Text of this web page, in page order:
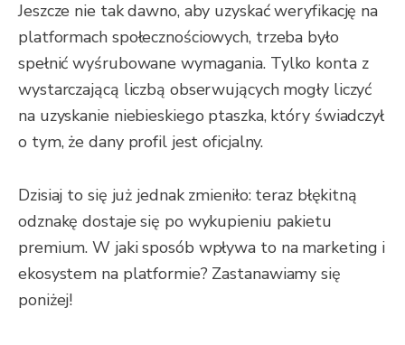
Jeszcze nie tak dawno, aby uzyskać weryfikację na
platformach społecznościowych, trzeba było
spełnić wyśrubowane wymagania. Tylko konta z
wystarczającą liczbą obserwujących mogły liczyć
na uzyskanie niebieskiego ptaszka, który świadczył
o tym, że dany profil jest oficjalny.
Dzisiaj to się już jednak zmieniło: teraz błękitną
odznakę dostaje się po wykupieniu pakietu
premium. W jaki sposób wpływa to na marketing i
ekosystem na platformie? Zastanawiamy się
poniżej!